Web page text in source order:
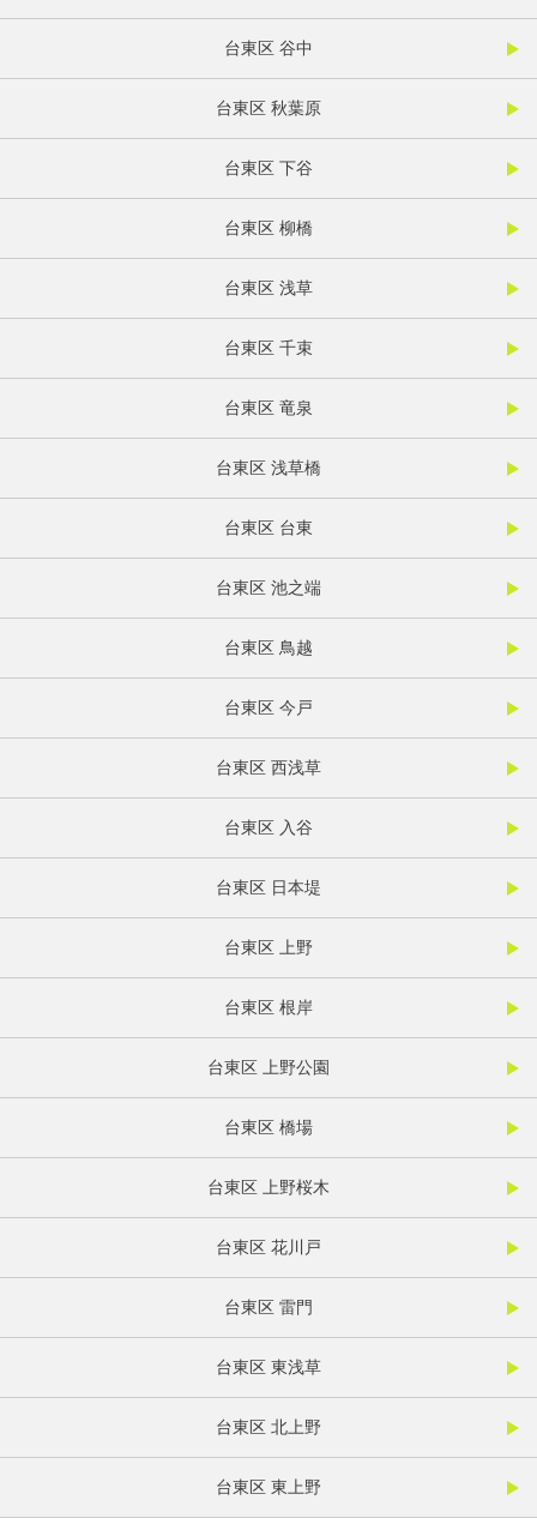
台東区 谷中
台東区 秋葉原
台東区 下谷
台東区 柳橋
台東区 浅草
台東区 千束
台東区 竜泉
台東区 浅草橋
台東区 台東
台東区 池之端
台東区 鳥越
台東区 今戸
台東区 西浅草
台東区 入谷
台東区 日本堤
台東区 上野
台東区 根岸
台東区 上野公園
台東区 橋場
台東区 上野桜木
台東区 花川戸
台東区 雷門
台東区 東浅草
台東区 北上野
台東区 東上野